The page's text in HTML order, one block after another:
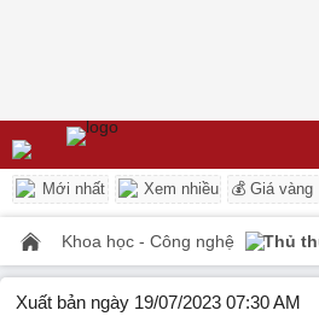
Mới nhất Xem nhiều 💰 Giá vàng
Khoa học - Công nghệ Thủ
Xuất bản ngày 19/07/2023 07:30 AM